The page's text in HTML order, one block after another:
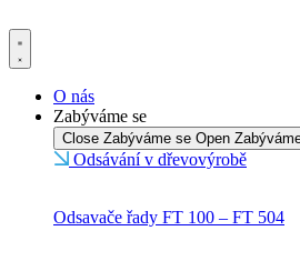
k
obsahu
O nás
Zabýváme se
Close Zabýváme se Open
Odsávání v dřevovýrobě
Odsavače řady FT 100 – FT 504